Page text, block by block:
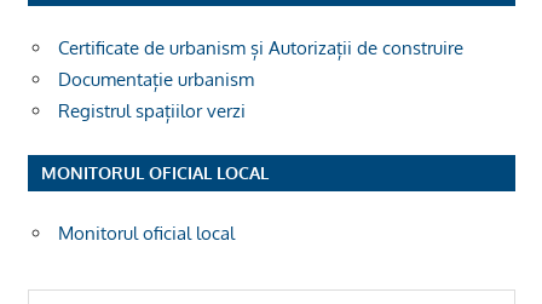
Certificate de urbanism și Autorizații de construire
Documentație urbanism
Registrul spațiilor verzi
MONITORUL OFICIAL LOCAL
Monitorul oficial local